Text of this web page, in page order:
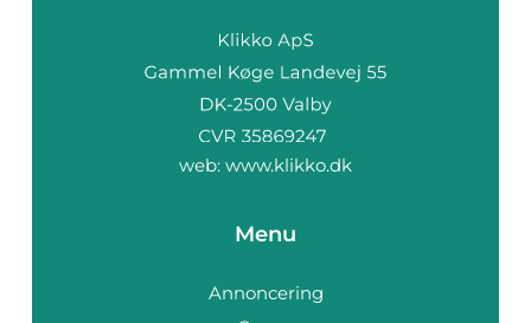
web: www.klikko.dk
Menu
Annoncering